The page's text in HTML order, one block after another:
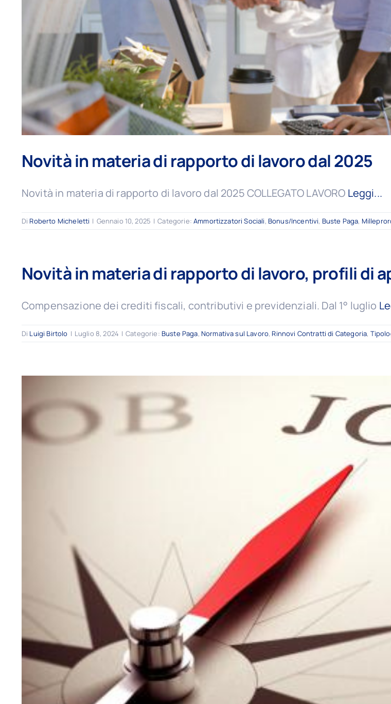
Novità in materia di rapporto di lavoro dal 2025
Novità in materia di rapporto di lavoro dal 2025 COLLEGATO LAVORO Leggi...
DiRoberto Micheletti | Gennaio 10, 2025 | Categorie:Ammortizzatori Sociali, Bonus/Incentivi, Buste Paga,
Novità in materia di rapporto di lavoro, profili di
Compensazione dei crediti fiscali, contributivi e previdenziali. Dal 1° luglio
Di Luigi Birtolo | Luglio 8, 2024 | Categorie: Buste Paga, Normativa sul Lavoro,Rinnovi Contratti di Categoria,